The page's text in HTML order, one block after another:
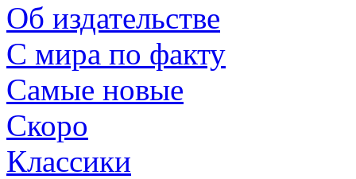
Об издательстве
С мира по факту
Самые новые
Скоро
Классики